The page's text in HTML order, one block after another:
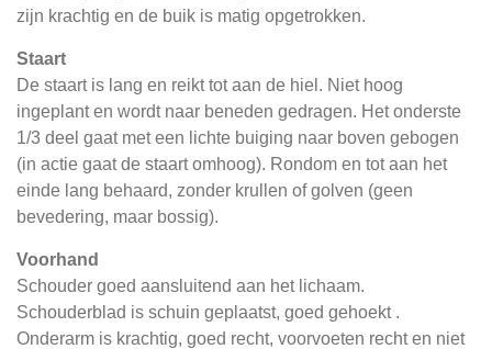
zijn krachtig en de buik is matig opgetrokken.
Staart
De staart is lang en reikt tot aan de hiel. Niet hoog
ingeplant en wordt naar beneden gedragen. Het onderste
1/3 deel gaat met een lichte buiging naar boven gebogen
(in actie gaat de staart omhoog). Rondom en tot aan het
einde lang behaard, zonder krullen of golven (geen
bevedering, maar bossig).
Voorhand
Schouder goed aansluitend aan het lichaam.
Schouderblad is schuin geplaatst, goed gehoekt .
Onderarm is krachtig, goed recht, voorvoeten recht en niet